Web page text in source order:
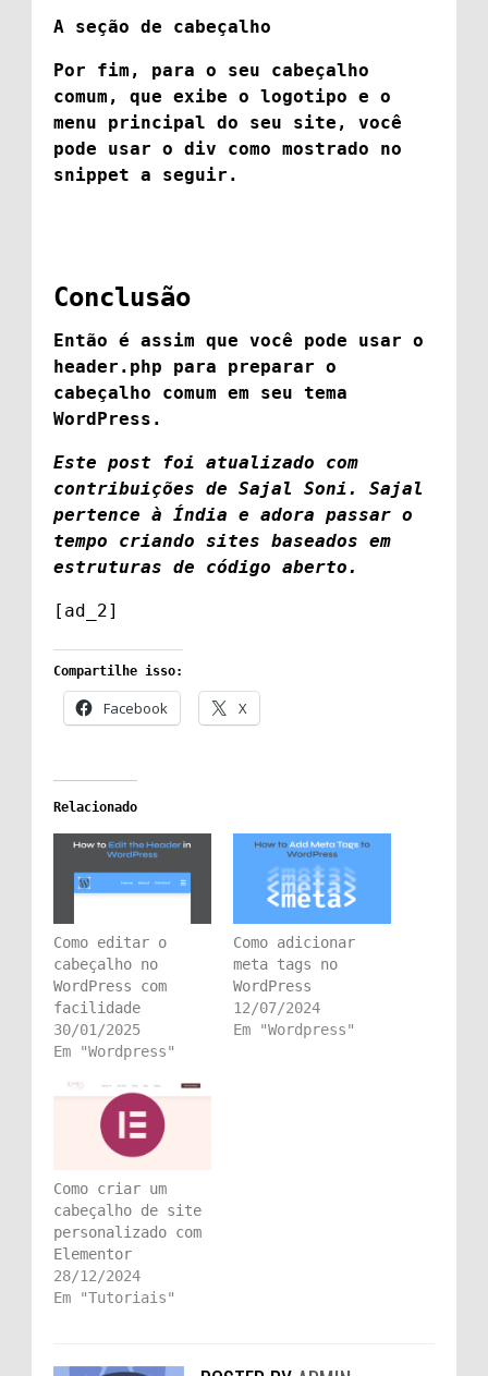
A seção de cabeçalho
Por fim, para o seu cabeçalho
comum, que exibe o logotipo e o
menu principal do seu site, você
pode usar o div como mostrado no
snippet a seguir.
Conclusão
Então é assim que você pode usar o
header.php para preparar o
cabeçalho comum em seu tema
WordPress.
Este post foi atualizado com
contribuições de Sajal Soni. Sajal
pertence à Índia e adora passar o
tempo criando sites baseados em
estruturas de código aberto.
[ad_2]
Compartilhe isso:
Facebook X
Relacionado
Como editar o
cabeçalho no
WordPress com
facilidade
30/01/2025
Em "Wordpress"
Como adicionar
meta tags no
WordPress
12/07/2024
Em "Wordpress"
Como criar um
cabeçalho de site
personalizado com
Elementor
28/12/2024
Em "Tutoriais"